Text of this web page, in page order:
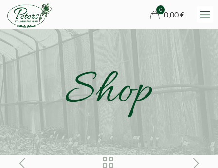
0
0,00 €
Shop